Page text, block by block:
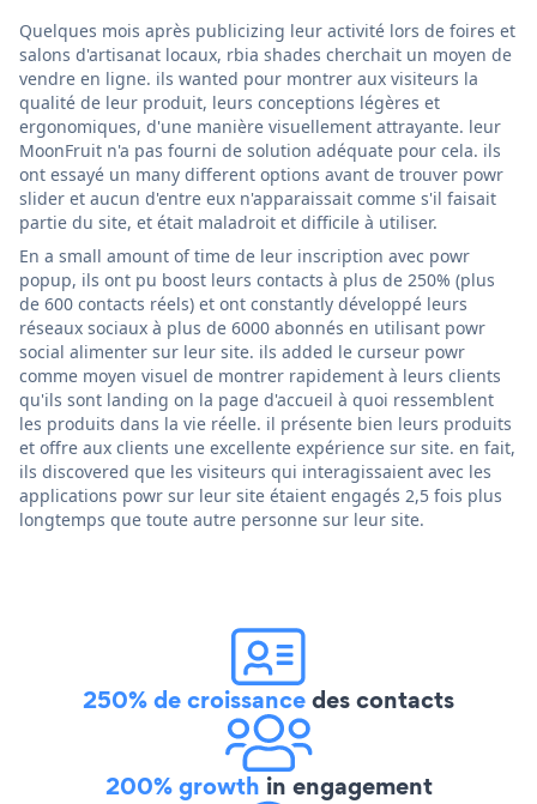
Quelques mois après publicizing leur activité lors de foires et
salons d'artisanat locaux, rbia shades cherchait un moyen de
vendre en ligne. ils wanted pour montrer aux visiteurs la
qualité de leur produit, leurs conceptions légères et
ergonomiques, d'une manière visuellement attrayante. leur
MoonFruit n'a pas fourni de solution adéquate pour cela. ils
ont essayé un many different options avant de trouver powr
slider et aucun d'entre eux n'apparaissait comme s'il faisait
partie du site, et était maladroit et difficile à utiliser.
En a small amount of time de leur inscription avec powr
popup, ils ont pu boost leurs contacts à plus de 250% (plus
de 600 contacts réels) et ont constantly développé leurs
réseaux sociaux à plus de 6000 abonnés en utilisant powr
social alimenter sur leur site. ils added le curseur powr
comme moyen visuel de montrer rapidement à leurs clients
qu'ils sont landing on la page d'accueil à quoi ressemblent
les produits dans la vie réelle. il présente bien leurs produits
et offre aux clients une excellente expérience sur site. en fait,
ils discovered que les visiteurs qui interagissaient avec les
applications powr sur leur site étaient engagés 2,5 fois plus
longtemps que toute autre personne sur leur site.
250% de croissancedes contacts
200% growth in engagement